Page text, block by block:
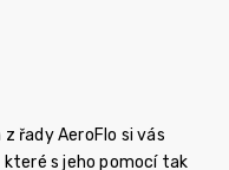
řady AeroFlo si vás
které s jeho pomocí tak